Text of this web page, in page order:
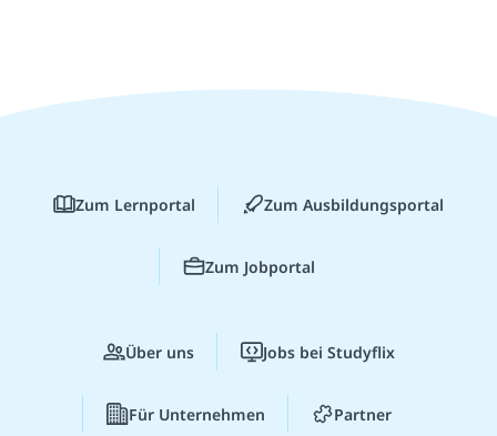
Zum Lernportal Zum Ausbildungsportal
Zum Jobportal
Über uns Jobs bei Studyflix
Für Unternehmen Partner